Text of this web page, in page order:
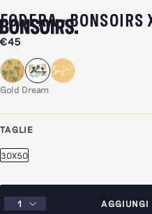
FODERA - BONSOIRS
€45
Gold Dream
TAGLIE
30X50
AGGIUNGI